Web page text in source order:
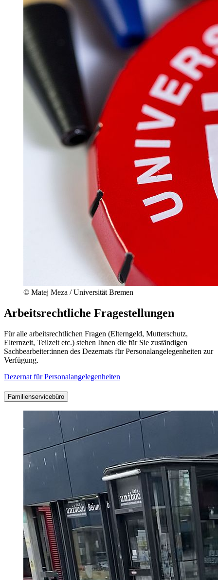
© Matej Meza / Universität Bremen
Arbeitsrechtliche Fragestellungen
Für alle arbeitsrechtlichen Fragen (Elterngeld, Mutterschutz,
Elternzeit, Teilzeit etc.) stehen Ihnen die für Sie zuständigen
Sachbearbeiter:innen des Dezernats für Personalangelegenheiten zur
Verfügung.
Dezernat für Personalangelegenheiten
Familienservicebüro